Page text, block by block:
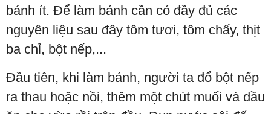
bánh ít. Để làm bánh cần có đầy đủ các
nguyên liệu sau đây tôm tươi, tôm chấy, thịt
ba chỉ, bột nếp,...
Đầu tiên, khi làm bánh, người ta đổ bột nếp
ra thau hoặc nồi, thêm một chút muối và dầu